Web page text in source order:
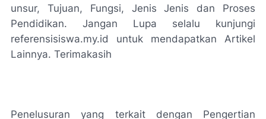
unsur, Tujuan, Fungsi, Jenis Jenis dan Proses
Pendidikan. Jangan Lupa selalu kunjungi
referensisiswa.my.id untuk mendapatkan Artikel
Lainnya. Terimakasih
Penelusuran yang terkait dengan Pengertian